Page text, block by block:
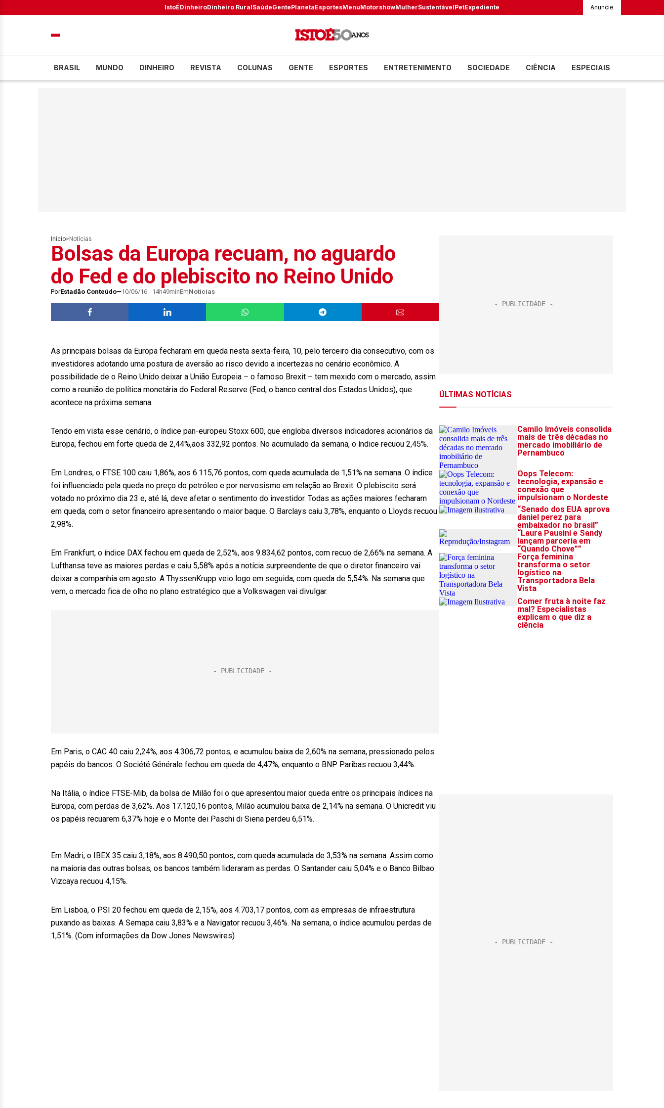
IstoÉDinheiroDinheiro RuralSaúdeGentePlanetaEsportesMenuMotorshowMulherSustentávelPetExpediente Anuncie
BRASIL MUNDO DINHEIRO REVISTA COLUNAS GENTE ESPORTES ENTRETENIMENTO SOCIEDADE CIÊNCIA ESPECIAIS
Início> Notícias
Bolsas da Europa recuam, no aguardo
do Fed e do plebiscito no Reino Unido
PorEstadão Conteúdo 10/06/16 - 14h49minEmNotícias
As principais bolsas da Europa fecharam em queda nesta sexta-feira, 10, pelo terceiro dia consecutivo, com os
investidores adotando uma postura de aversão ao risco devido a incertezas no cenário econômico. A
possibilidade de o Reino Unido deixar a União Europeia – o famoso Brexit – tem mexido com o mercado, assim
como a reunião de política monetária do Federal Reserve (Fed, o banco central dos Estados Unidos), que
acontece na próxima semana.
Tendo em vista esse cenário, o índice pan-europeu Stoxx 600, que engloba diversos indicadores acionários da
Europa, fechou em forte queda de 2,44%,aos 332,92 pontos. No acumulado da semana, o índice recuou 2,45%.
Em Londres, o FTSE 100 caiu 1,86%, aos 6.115,76 pontos, com queda acumulada de 1,51% na semana. O índice
foi influenciado pela queda no preço do petróleo e por nervosismo em relação ao Brexit. O plebiscito será
votado no próximo dia 23 e, até lá, deve afetar o sentimento do investidor. Todas as ações maiores fecharam
em queda, com o setor financeiro apresentando o maior baque. O Barclays caiu 3,78%, enquanto o Lloyds recuou
2,98%.
Em Frankfurt, o índice DAX fechou em queda de 2,52%, aos 9.834,62 pontos, com recuo de 2,66% na semana. A
Lufthansa teve as maiores perdas e caiu 5,58% após a notícia surpreendente de que o diretor financeiro vai
deixar a companhia em agosto. A ThyssenKrupp veio logo em seguida, com queda de 5,54%. Na semana que
vem, o mercado fica de olho no plano estratégico que a Volkswagen vai divulgar.
Em Paris, o CAC 40 caiu 2,24%, aos 4.306,72 pontos, e acumulou baixa de 2,60% na semana, pressionado pelos
papéis do bancos. O Société Générale fechou em queda de 4,47%, enquanto o BNP Paribas recuou 3,44%.
Na Itália, o índice FTSE-Mib, da bolsa de Milão foi o que apresentou maior queda entre os principais índices na
Europa, com perdas de 3,62%. Aos 17.120,16 pontos, Milão acumulou baixa de 2,14% na semana. O Unicredit viu
os papéis recuarem 6,37% hoje e o Monte dei Paschi di Siena perdeu 6,51%.
Em Madri, o IBEX 35 caiu 3,18%, aos 8.490,50 pontos, com queda acumulada de 3,53% na semana. Assim como
na maioria das outras bolsas, os bancos também lideraram as perdas. O Santander caiu 5,04% e o Banco Bilbao
Vizcaya recuou 4,15%.
Em Lisboa, o PSI 20 fechou em queda de 2,15%, aos 4.703,17 pontos, com as empresas de infraestrutura
puxando as baixas. A Semapa caiu 3,83% e a Navigator recuou 3,46%. Na semana, o índice acumulou perdas de
1,51%. (Com informações da Dow Jones Newswires)